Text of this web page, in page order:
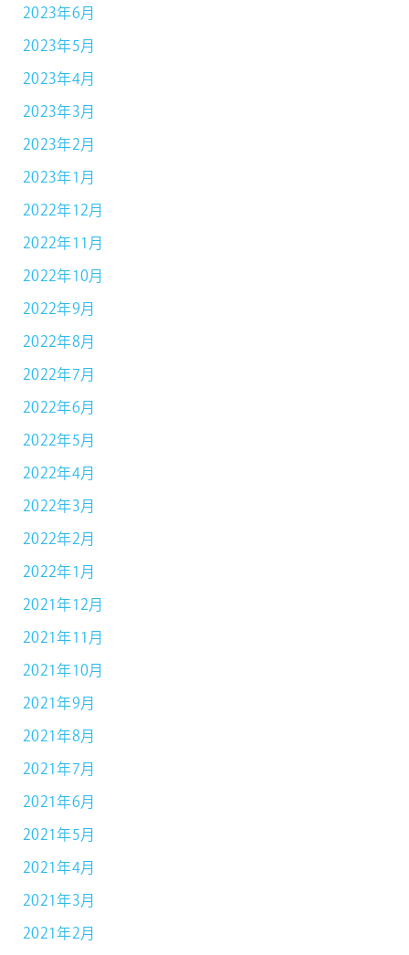
2023年6月
2023年5月
2023年4月
2023年3月
2023年2月
2023年1月
2022年12月
2022年11月
2022年10月
2022年9月
2022年8月
2022年7月
2022年6月
2022年5月
2022年4月
2022年3月
2022年2月
2022年1月
2021年12月
2021年11月
2021年10月
2021年9月
2021年8月
2021年7月
2021年6月
2021年5月
2021年4月
2021年3月
2021年2月